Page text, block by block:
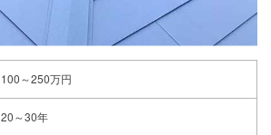
100～250万円
20～30年